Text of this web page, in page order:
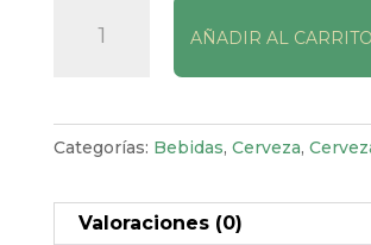
Cruzcampo
AÑADIR AL CARRITO
Categorías: Bebidas, Cerveza,
Valoraciones (0)